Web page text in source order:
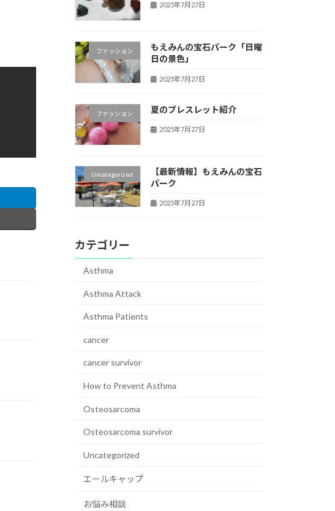
2025年7月27日
ファッション
もえみんの宝石パーク「日曜
日の景色」
2025年7月27日
ファッション 夏のブレスレット紹介
2025年7月27日
Uncategorized
【最新情報】もえみんの宝石
パーク
2025年7月27日
カテゴリー
Asthma
Asthma Attack
Asthma Patients
cancer
cancer survivor
How to Prevent Asthma
Osteosarcoma
Osteosarcoma survivor
Uncategorized
エールキャップ
お悩み相談